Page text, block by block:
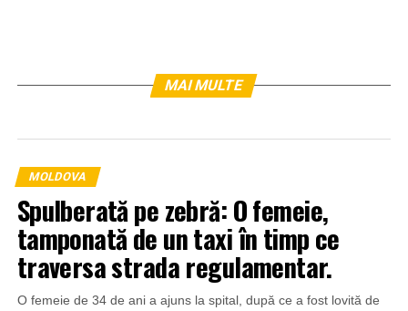
MAI MULTE
MOLDOVA
Spulberată pe zebră: O femeie,
tamponată de un taxi în timp ce
traversa strada regulamentar.
O femeie de 34 de ani a ajuns la spital, după ce a fost lovită de